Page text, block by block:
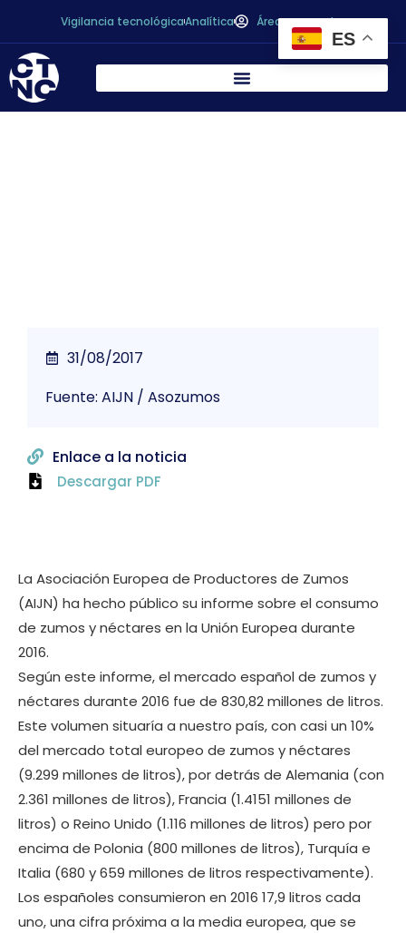
Vigilancia tecnológicaAnalítica Área personal
La Asociación Europea de Productores de Zumos
(AIJN) ha hecho público su informe sobre el consumo
de zumos y néctares en la Unión Europea durante
2016.
Según este informe, el mercado español de zumos y
néctares durante 2016 fue de 830,82 millones de litros.
Este volumen situaría a nuestro país, con casi un 10%
del mercado total europeo de zumos y néctares
(9.299 millones de litros), por detrás de Alemania (con
2.361 millones de litros), Francia (1.4151 millones de
litros) o Reino Unido (1.116 millones de litros) pero por
encima de Polonia (800 millones de litros), Turquía e
Italia (680 y 659 millones de litros respectivamente).
Los españoles consumieron en 2016 17,9 litros cada
uno, una cifra próxima a la media europea, que se
31/08/2017
Fuente: AIJN / Asozumos
Enlace a la noticia
Descargar PDF
ES